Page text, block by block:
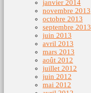
janvier 2014
novembre 2013
octobre 2013
septembre 2013
juin 2013
avril 2013
mars 2013
août 2012
juillet 2012
juin 2012
mai 2012